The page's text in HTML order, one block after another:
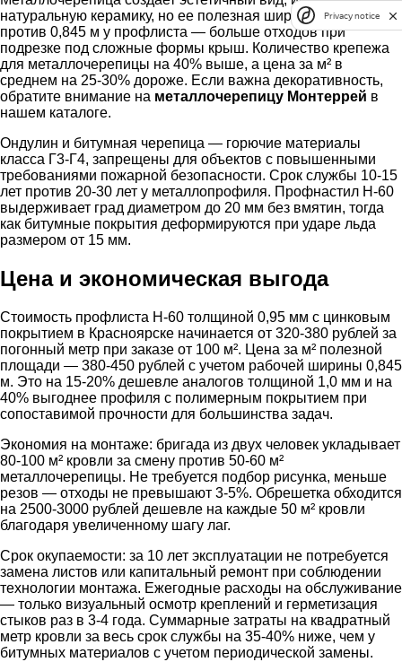
натуральную керамику, но ее полезная ширина 1,1 метра
против 0,845 м у профлиста — больше отходов при
подрезке под сложные формы крыш. Количество крепежа
для металлочерепицы на 40% выше, а цена за м² в
среднем на 25-30% дороже. Если важна декоративность,
обратите внимание на металлочерепицу Монтеррей в
нашем каталоге.
Ондулин и битумная черепица — горючие материалы
класса Г3-Г4, запрещены для объектов с повышенными
требованиями пожарной безопасности. Срок службы 10-15
лет против 20-30 лет у металлопрофиля. Профнастил Н-60
выдерживает град диаметром до 20 мм без вмятин, тогда
как битумные покрытия деформируются при ударе льда
размером от 15 мм.
Цена и экономическая выгода
Стоимость профлиста Н-60 толщиной 0,95 мм с цинковым
покрытием в Красноярске начинается от 320-380 рублей за
погонный метр при заказе от 100 м². Цена за м² полезной
площади — 380-450 рублей с учетом рабочей ширины 0,845
м. Это на 15-20% дешевле аналогов толщиной 1,0 мм и на
40% выгоднее профиля с полимерным покрытием при
сопоставимой прочности для большинства задач.
Экономия на монтаже: бригада из двух человек укладывает
80-100 м² кровли за смену против 50-60 м²
металлочерепицы. Не требуется подбор рисунка, меньше
резов — отходы не превышают 3-5%. Обрешетка обходится
на 2500-3000 рублей дешевле на каждые 50 м² кровли
благодаря увеличенному шагу лаг.
Срок окупаемости: за 10 лет эксплуатации не потребуется
замена листов или капитальный ремонт при соблюдении
технологии монтажа. Ежегодные расходы на обслуживание
— только визуальный осмотр креплений и герметизация
стыков раз в 3-4 года. Суммарные затраты на квадратный
метр кровли за весь срок службы на 35-40% ниже, чем у
битумных материалов с учетом периодической замены.
Privacy notice